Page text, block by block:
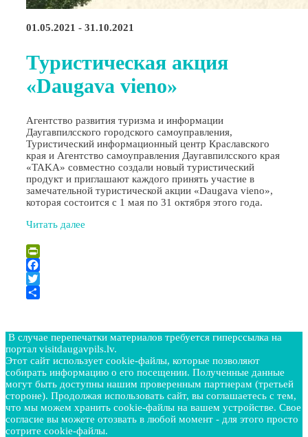
01.05.2021 - 31.10.2021
Туристическая акция
«Daugava vieno»
Агентство развития туризма и информации
Даугавпилсского городского самоуправления,
Туристический информационный центр Краславского
края и Агентство самоуправления Даугавпилсского края
«TAKA» совместно создали новый туристический
продукт и приглашают каждого принять участие в
замечательной туристической акции «Daugava vieno»,
которая состоится с 1 мая по 31 октября этого года.
Читать далее
PrintFriendly
Facebook
Twitter
В случае перепечатки материалов требуется гиперссылка на
портал visitdaugavpils.lv.
Этот сайт использует cookie-файлы, которые позволяют
собирать информацию о его посещении. Полученные данные
могут быть доступны нашим проверенным партнерам (третьей
стороне). Продолжая использовать сайт, вы соглашаетесь с тем,
что мы можем хранить cookie-файлы на вашем устройстве. Свое
согласие вы можете отозвать в любой момент - для этого просто
сотрите cookie-файлы.